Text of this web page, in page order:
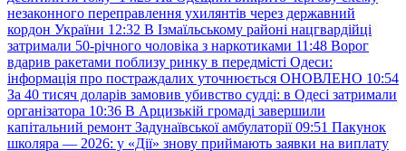
незаконного переправлення ухилянтів через державний
кордон України 12:32 В Ізмаїльському районі нацгвардійці
затримали 50-річного чоловіка з наркотиками 11:48 Ворог
вдарив ракетами поблизу ринку в передмісті Одеси:
інформація про постраждалих уточнюється ОНОВЛЕНО 10:54
За 40 тисяч доларів замовив убивство судді: в Одесі затримали
організатора 10:36 В Арцизькій громаді завершили
капітальний ремонт Задунаївської амбулаторії 09:51 Пакунок
школяра — 2026: у «Дії» знову приймають заявки на виплату